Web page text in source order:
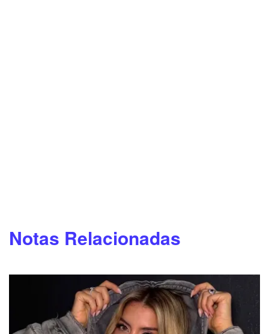
Notas Relacionadas